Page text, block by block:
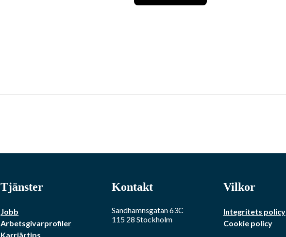
Tjänster
Jobb
Arbetsgivarprofiler
Karriärtips
Kontakt
Sandhamnsgatan 63C
115 28 Stockholm
Vilkor
Integritets policy
Cookie policy